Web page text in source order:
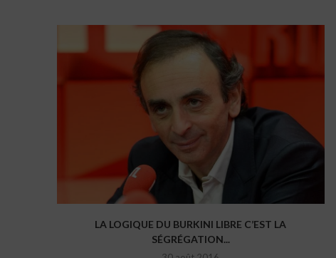
LA LOGIQUE DU BURKINI LIBRE C’EST LA
SÉGRÉGATION...